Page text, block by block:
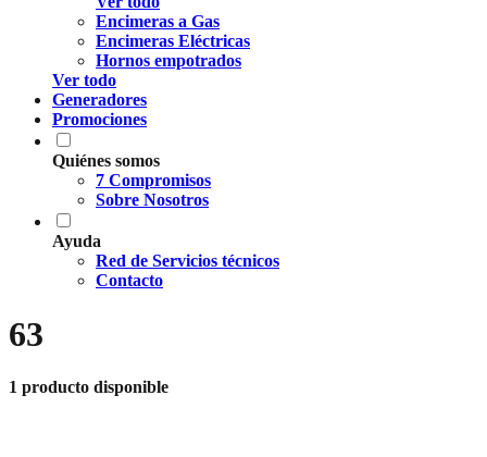
Encimeras a Gas
Encimeras Eléctricas
Hornos empotrados
Ver todo
Generadores
Promociones
Quiénes somos
7 Compromisos
Sobre Nosotros
Ayuda
Red de Servicios técnicos
Contacto
63
1 producto disponible